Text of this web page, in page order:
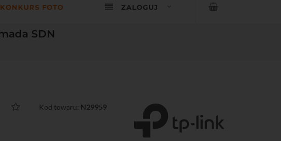
KONKURS FOTO ZALOGUJ
SDN
Kod towaru: N29959